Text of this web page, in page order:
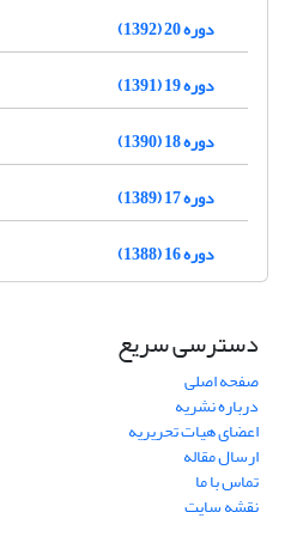
دوره 20 (1392)
دوره 19 (1391)
دوره 18 (1390)
دوره 17 (1389)
دوره 16 (1388)
دسترسی سریع
صفحه اصلی
درباره نشریه
اعضای هیات تحریریه
ارسال مقاله
تماس با ما
نقشه سایت